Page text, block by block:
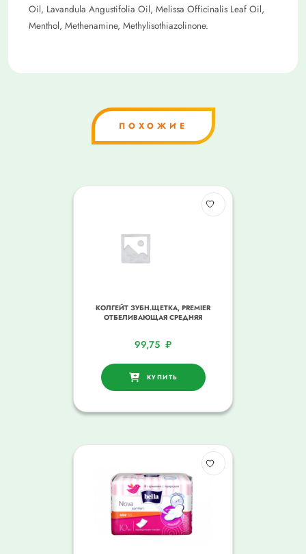
Oil, Lavandula Angustifolia Oil, Melissa Officinalis Leaf Oil,
Menthol, Methenamine, Methylisothiazolinone.
ПОХОЖИЕ
КОЛГЕЙТ ЗУБН.ЩЕТКА, PREMIER
ОТБЕЛИВАЮЩАЯ СРЕДНЯЯ
99,75 ₽
КУПИТЬ